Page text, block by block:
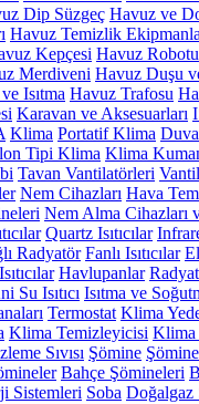
Dip Süzgeç Havuz ve
Havuz Temizlik
Kepçesi Havuz Robotu
Merdiveni Havuz Duşu
Isıtma Havuz Trafosu
Karavan ve Aksesuarları
Klima Portatif Klima
Tipi Klima Klima
Tavan Vantilatörleri
Nem Cihazları Hava
Nem Alma Cihazları
Quartz Isıtıcılar
Radyatör Fanlı Isıtıcılar
Havlupanlar
Su Isıtıcı Isıtma ve
Termostat Klima
Klima Temizleyicisi Klima
Sıvısı Şömine
Bahçe Şömineleri
Sistemleri Soba Doğalgaz